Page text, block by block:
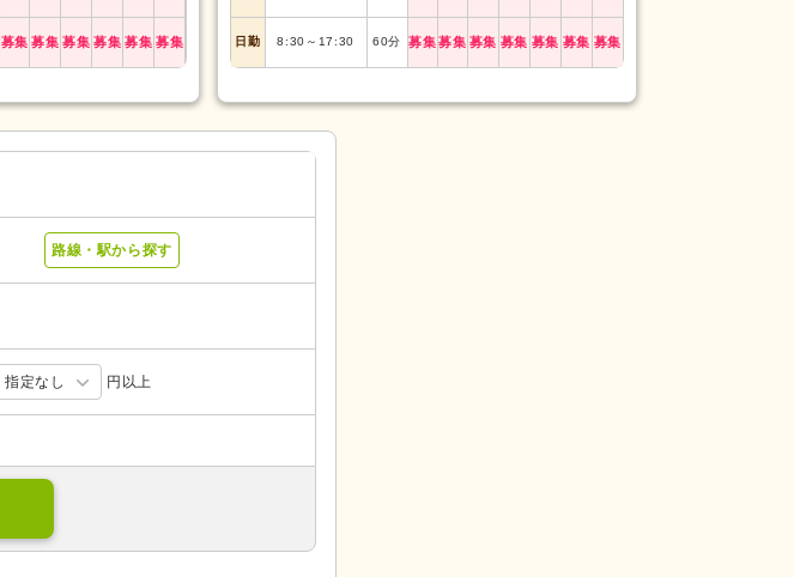
募集 募集 募集 募集 募集 募集 日勤 8:30 ～ 17:30 60分 募集募集 募集 募集 募集 募集 募集
路線・駅から探す
指定なし 円以上
特別養護老人ホーム(1)
学歴不問(18)